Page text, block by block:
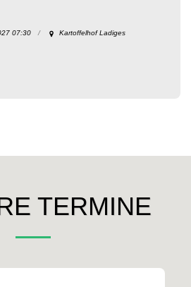
07:30 Kartoffelhof Ladiges
TERMINE